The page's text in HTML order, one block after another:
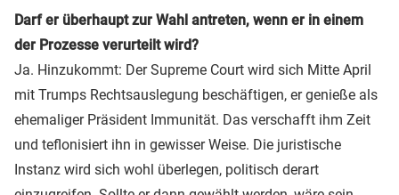
Darf er überhaupt zur Wahl antreten, wenn er in einem
der Prozesse verurteilt wird?
Ja. Hinzukommt: Der Supreme Court wird sich Mitte April
mit Trumps Rechtsauslegung beschäftigen, er genieße als
ehemaliger Präsident Immunität. Das verschafft ihm Zeit
und teflonisiert ihn in gewisser Weise. Die juristische
Instanz wird sich wohl überlegen, politisch derart